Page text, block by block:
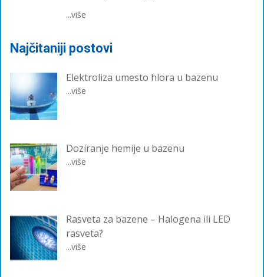
...više
Najčitaniji postovi
Elektroliza umesto hlora u bazenu
...više
Doziranje hemije u bazenu
...više
Rasveta za bazene – Halogena ili LED
rasveta?
...više